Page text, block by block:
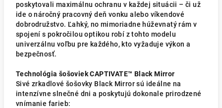
poskytovali maximálnu ochranu v každej situácii – či už
ide o náročný pracovný deň vonku alebo víkendové
dobrodružstvo. Ľahký, no mimoriadne húževnatý rám v
spojení s pokročilou optikou robí z tohto modelu
univerzálnu voľbu pre každého, kto vyžaduje výkon a
bezpečnosť.
Technológia šošoviek CAPTIVATE™ Black Mirror
Sivé zrkadlové šošovky Black Mirror sú ideálne na
intenzívne slnečné dni a poskytujú dokonale prirodzené
vnímanie farieb: